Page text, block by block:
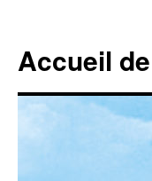
Accueil